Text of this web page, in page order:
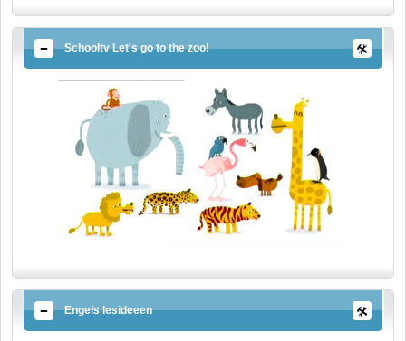
Schooltv Let's go to the zoo!
Engels lesideeen